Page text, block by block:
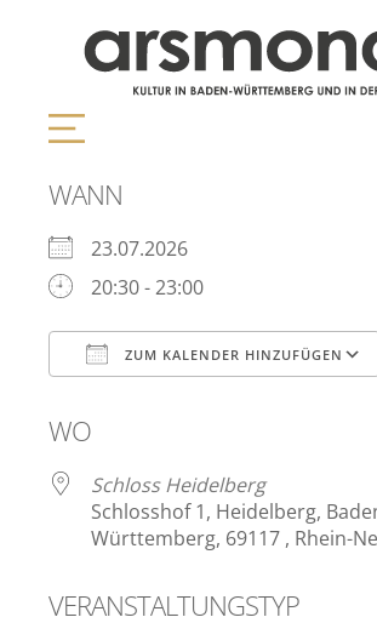
WANN
23.07.2026
20:30 - 23:00
ZUM KALENDER HINZUFÜGEN
WO
Schloss Heidelberg
Schlosshof 1, Heidelberg,
Württemberg, 69117 , Rhein-
VERANSTALTUNGSTYP